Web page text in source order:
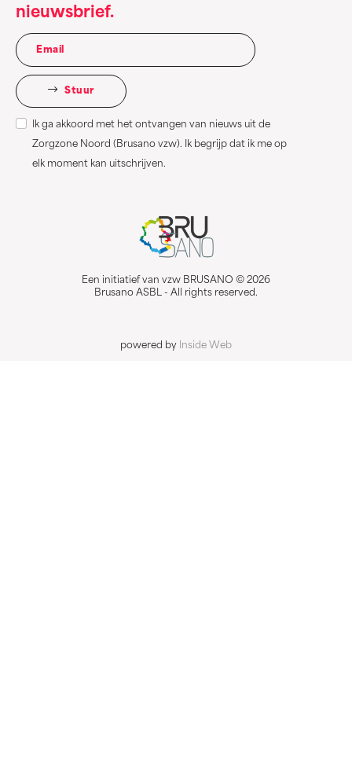
nieuwsbrief.
Stuur
Ik ga akkoord met het ontvangen van nieuws uit de
Zorgzone Noord (Brusano vzw). Ik begrijp dat ik me op
elk moment kan uitschrijven.
Een initiatief van vzw BRUSANO © 2026
Brusano ASBL - All rights reserved.
powered by Inside Web